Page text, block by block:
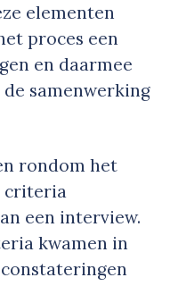
elementen
proces een
en daarmee
samenwerking
rondom het
criteria
een interview.
kwamen in